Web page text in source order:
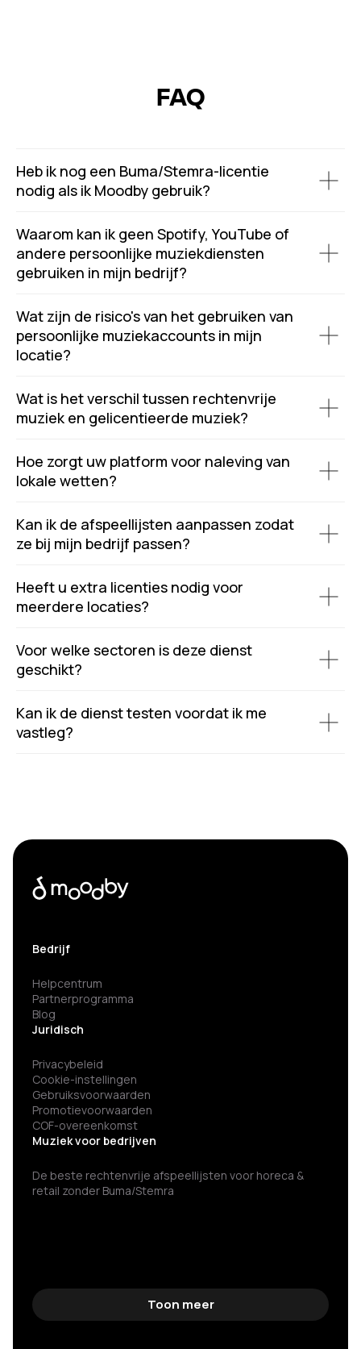
FAQ
Heb ik nog een Buma/Stemra-licentie
nodig als ik Moodby gebruik?
Waarom kan ik geen Spotify, YouTube of
andere persoonlijke muziekdiensten
gebruiken in mijn bedrijf?
Wat zijn de risico's van het gebruiken van
persoonlijke muziekaccounts in mijn
locatie?
Wat is het verschil tussen rechtenvrije
muziek en gelicentieerde muziek?
Hoe zorgt uw platform voor naleving van
lokale wetten?
Kan ik de afspeellijsten aanpassen zodat
ze bij mijn bedrijf passen?
Heeft u extra licenties nodig voor
meerdere locaties?
Voor welke sectoren is deze dienst
geschikt?
Kan ik de dienst testen voordat ik me
vastleg?
Bedrijf
Helpcentrum
Partnerprogramma
Blog
Juridisch
Privacybeleid
Cookie-instellingen
Gebruiksvoorwaarden
Promotievoorwaarden
COF-overeenkomst
Muziek voor bedrijven
De beste rechtenvrije afspeellijsten voor horeca &
retail zonder Buma/Stemra
Toon meer